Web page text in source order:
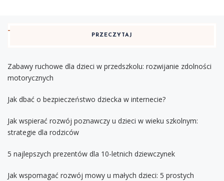
PRZECZYTAJ
Zabawy ruchowe dla dzieci w przedszkolu: rozwijanie zdolności
motorycznych
Jak dbać o bezpieczeństwo dziecka w internecie?
Jak wspierać rozwój poznawczy u dzieci w wieku szkolnym:
strategie dla rodziców
5 najlepszych prezentów dla 10-letnich dziewczynek
Jak wspomagać rozwój mowy u małych dzieci: 5 prostych